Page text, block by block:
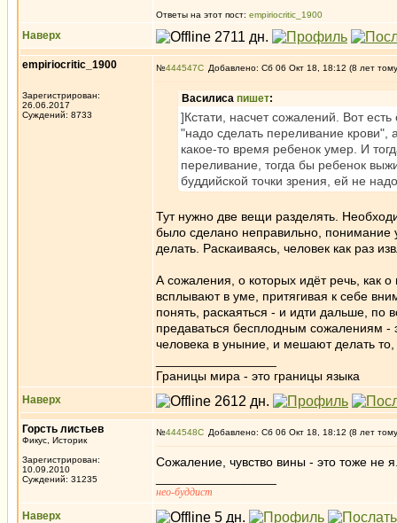
Ответы на этот пост: empiriocritic_1900
Наверх
empiriocritic_1900
Зарегистрирован:
26.06.2017
Суждений: 8733
№444547 Добавлено: Сб 06 Окт 18, 18:12 (8 лет
Василиса пишет:
]Кстати, насчет сожалений. Вот
"надо сделать переливание крови",
какое-то время ребенок умер. И
переливание, тогда бы ребенок
буддийской точки зрения, ей не
Тут нужно две вещи разделять.
было сделано неправильно, понимание
делать. Раскаиваясь, человек как раз
А сожаления, о которых идёт речь, как
всплывают в уме, притягивая к себе
понять, раскаяться - и идти дальше, по
предаваться бесплодным сожалениям -
человека в уныние, и мешают делать то,
Границы мира - это границы языка
Наверх
Горсть листьев
Фикус, Историк
Зарегистрирован:
10.09.2010
Суждений: 31235
№444548 Добавлено: Сб 06 Окт 18, 18:12 (8 лет
Сожаление, чувство вины - это тоже не
нео-буддист
Наверх